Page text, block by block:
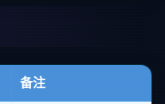
备注